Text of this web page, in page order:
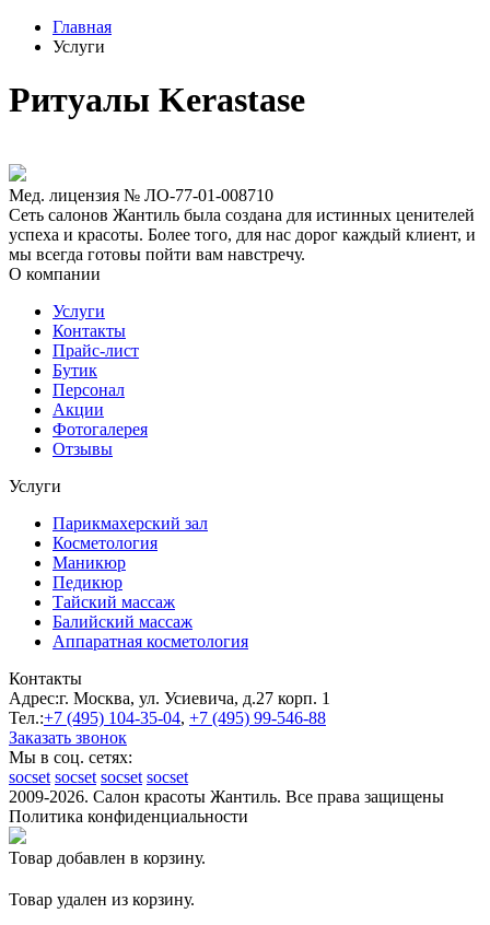
Главная
Услуги
Ритуалы Kerastase
Мед. лицензия № ЛО-77-01-008710
Сеть салонов Жантиль была создана для истинных ценителей
успеха и красоты. Более того, для нас дорог каждый клиент, и
мы всегда готовы пойти вам навстречу.
О компании
Услуги
Контакты
Прайс-лист
Бутик
Персонал
Акции
Фотогалерея
Отзывы
Услуги
Парикмахерский зал
Косметология
Маникюр
Педикюр
Тайский массаж
Балийский массаж
Аппаратная косметология
Контакты
Адрес:г. Москва, ул. Усиевича, д.27 корп. 1
Тел.:+7 (495) 104-35-04, +7 (495) 99-546-88
Заказать звонок
Мы в соц. сетях:
socset socset socset socset
2009-2026. Салон красоты Жантиль. Все права защищены
Политика конфиденциальности
Товар добавлен в корзину.
Товар удален из корзину.